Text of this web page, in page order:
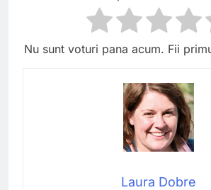
Nu sunt voturi pana acum. Fii
Laura Dobre